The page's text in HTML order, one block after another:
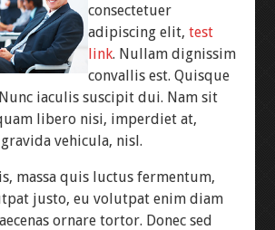
RICHIESTA
INFORMAZIONI
consectetuer
adipiscing elit,test
link. Nullam dignissim
convallis est. Quisque
iaculis suscipit dui. Nam sit
libero nisi, imperdiet at,
vehicula, nisl.
massa quis luctus fermentum,
justo, eu volutpat enim diam
ornare tortor. Donec sed